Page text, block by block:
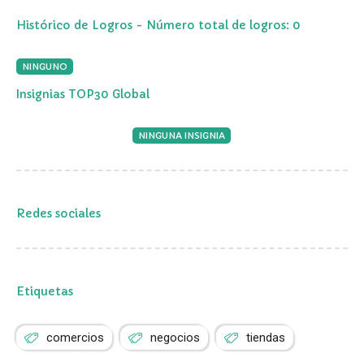
Histórico de Logros - Número total de logros: 0
NINGUNO
Insignias TOP30 Global
NINGUNA INSIGNIA
Redes sociales
Etiquetas
comercios negocios tiendas